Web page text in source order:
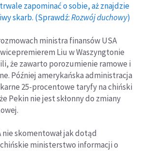
zapominać o sobie, aż znajdzie
skarb. (Sprawdź:Rozwój duchowy)
ministra finansów USA
Liu w Waszyngtonie
że zawarto porozumienie ramowe i
Później amerykańska administracja
25-procentowe taryfy na chiński
Pekin nie jest skłonny do zmiany
nie skomentował jak dotąd
ministerstwo informacji o